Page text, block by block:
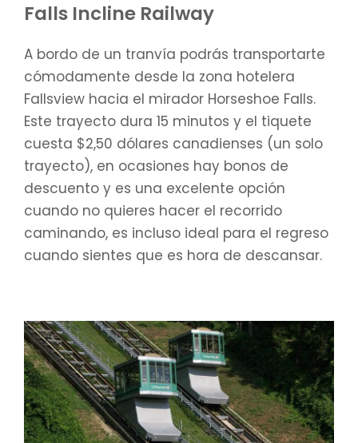
Falls Incline Railway
A bordo de un tranvía podrás transportarte
cómodamente desde la zona hotelera
Fallsview hacia el mirador Horseshoe Falls.
Este trayecto dura 15 minutos y el tiquete
cuesta $2,50 dólares canadienses (un solo
trayecto), en ocasiones hay bonos de
descuento y es una excelente opción
cuando no quieres hacer el recorrido
caminando, es incluso ideal para el regreso
cuando sientes que es hora de descansar.